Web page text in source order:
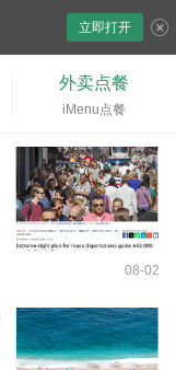
立即打开
外卖点餐
iMenu点餐
08-02